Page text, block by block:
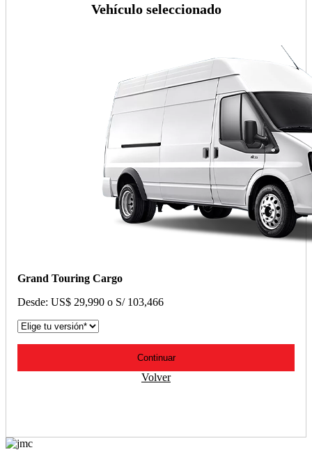
Vehículo seleccionado
Grand Touring Cargo
Desde: US$ 29,990 o S/ 103,466
Continuar
Volver